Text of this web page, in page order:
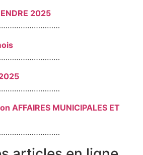
2025
AFFAIRES MUNICIPALES ET